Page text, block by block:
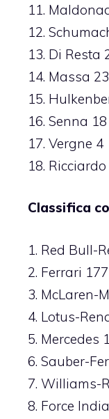
11.
12.
13. Di Resta
14. Massa 23
15.
16. Senna 18
17. Vergne 4
18. Ricciardo
Classifica
1. Red Bull-
2. Ferrari 177
3. McLaren-
4. Lotus-
5. Mercedes
6. Sauber-
7. Williams-
8. Force